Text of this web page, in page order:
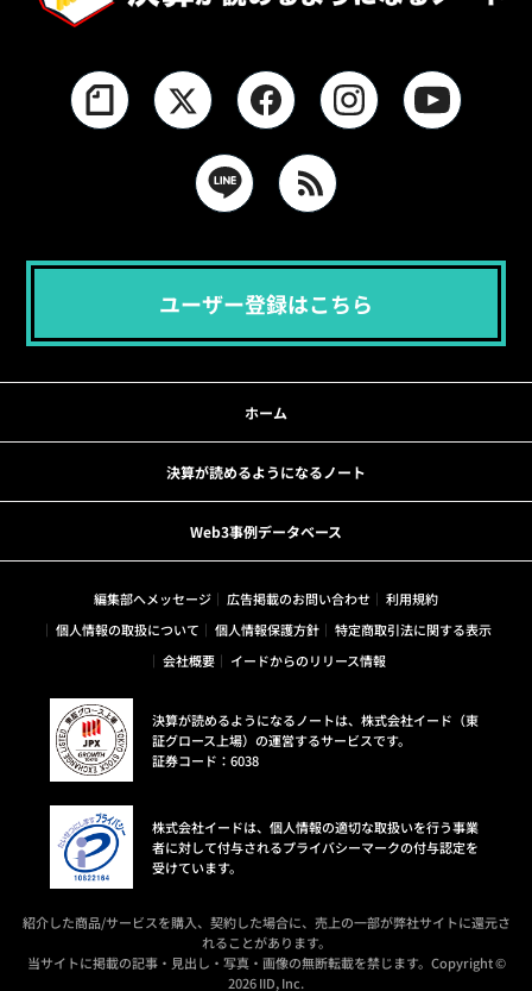
ユーザー登録はこちら
ホーム
決算が読めるようになるノート
Web3事例データベース
編集部へメッセージ 広告掲載のお問い合わせ
利用規約
個人情報の取扱について
個人情報保護方針
特定商取引法に関する表示
会社概要
イードからのリリース情報
決算が読めるようになるノートは、株式会社イード（東
証グロース上場）の運営するサービスです。
証券コード：6038
株式会社イードは、個人情報の適切な取扱いを行う事業
者に対して付与されるプライバシーマークの付与認定を
受けています。
紹介した商品/サービスを購入、契約した場合に、売上の一部が弊社サイトに還元さ
れることがあります。
当サイトに掲載の記事・見出し・写真・画像の無断転載を禁じます。Copyright ©
2026 IID, Inc.